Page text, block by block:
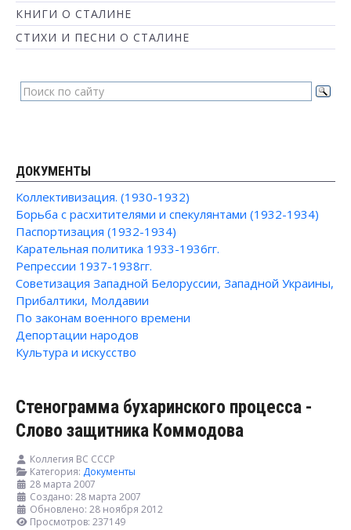
КНИГИ О СТАЛИНЕ
СТИХИ И ПЕСНИ О СТАЛИНЕ
ДОКУМЕНТЫ
Коллективизация. (1930-1932)
Борьба с расхитителями и спекулянтами (1932-1934)
Паспортизация (1932-1934)
Карательная политика 1933-1936гг.
Репрессии 1937-1938гг.
Советизация Западной Белоруссии, Западной Украины,
Прибалтики, Молдавии
По законам военного времени
Депортации народов
Культура и искусство
Стенограмма бухаринского процесса -
Слово защитника Коммодова
Коллегия ВС СССР
Категория: Документы
28 марта 2007
Создано: 28 марта 2007
Обновлено: 28 ноября 2012
Просмотров: 237149